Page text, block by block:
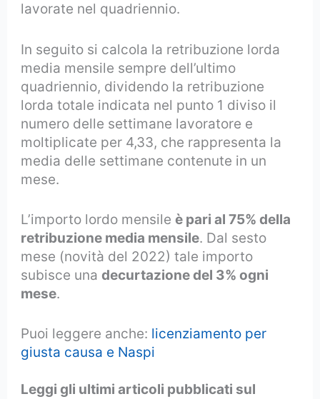
lavorate nel quadriennio.
In seguito si calcola la retribuzione lorda
media mensile sempre dell’ultimo
quadriennio, dividendo la retribuzione
lorda totale indicata nel punto 1 diviso il
numero delle settimane lavoratore e
moltiplicate per 4,33, che rappresenta la
media delle settimane contenute in un
mese.
L’importo lordo mensileè pari al 75% della
retribuzione media mensile. Dal sesto
mese (novità del 2022) tale importo
subisce unadecurtazione del 3% ogni
mese.
Puoi leggere anche: licenziamento per
giusta causa e Naspi
Leggi gli ultimi articoli pubblicati sul